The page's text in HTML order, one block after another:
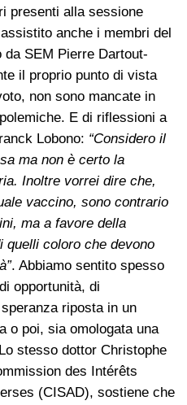
presenti alla sessione
anche i membri del
da SEM Pierre Dartout-
il proprio punto di vista
non sono mancate in
E di riflessioni a
Lobono: “Considero il
ma non è certo la
Inoltre vorrei dire che,
vaccino, sono contrario
ma a favore della
quelli coloro che devono
. Abbiamo sentito spesso
opportunità, di
riposta in un
o poi, sia omologata una
stesso dottor Christophe
des Intérêts
(CISAD), sostiene che